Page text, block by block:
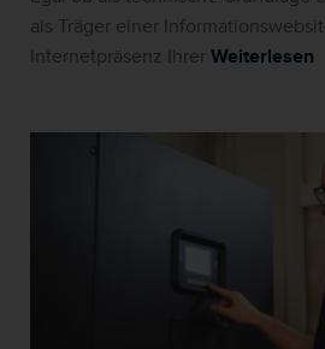
als Träger einer
Internetpräsenz Ihrer Weiterlesen